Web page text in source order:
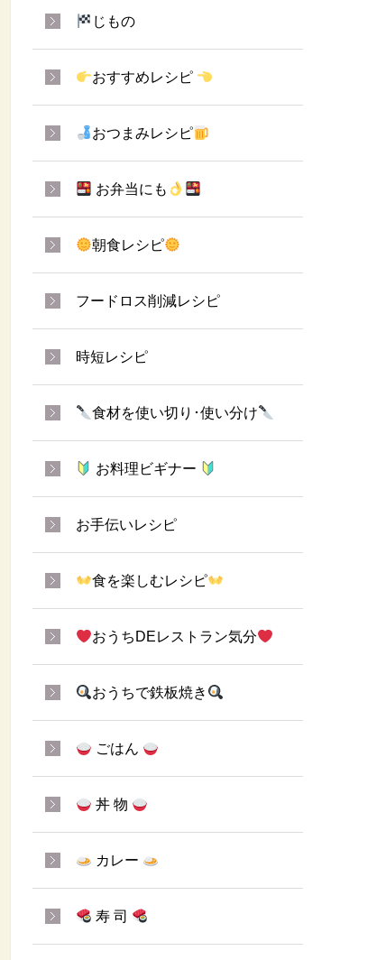
じもの
おすすめレシピ
おつまみレシピ
お弁当にも
朝食レシピ
フードロス削減レシピ
時短レシピ
食材を使い切り･使い分け
お料理ビギナー
お手伝いレシピ
食を楽しむレシピ
おうちDEレストラン気分
おうちで鉄板焼き
ごはん
丼 物
カレー
寿 司